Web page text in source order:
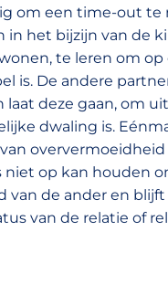
om een time-out te
in het bijzijn van de
te leren om
is. De andere
deze gaan, om
dwaling is.
niet op kan houden
de ander en
van de relatie of